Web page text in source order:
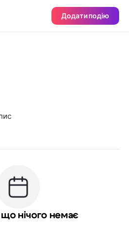
Додати подію
нічого немає